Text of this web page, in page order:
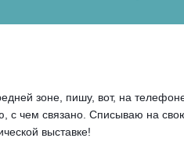
зоне, пишу, вот, на
с чем связано. Списываю на
выставке!